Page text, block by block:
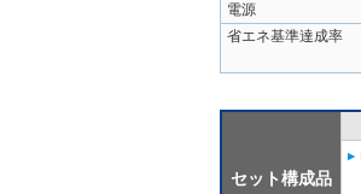
電源
省エネ基準達成率
セット構成品